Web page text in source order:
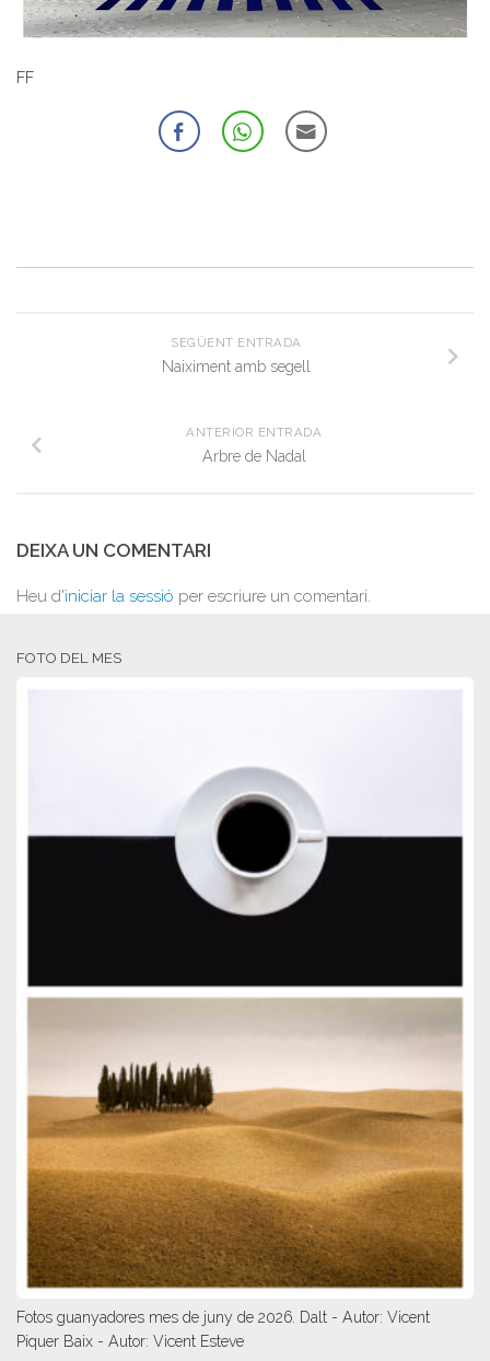
FF
SEGÜENT ENTRADA
Naiximent amb segell
ANTERIOR ENTRADA
Arbre de Nadal
DEIXA UN COMENTARI
Heu d'iniciar la sessió per escriure un comentari.
FOTO DEL MES
Fotos guanyadores mes de juny de 2026. Dalt - Autor: Vicent
Piquer Baix - Autor: Vicent Esteve